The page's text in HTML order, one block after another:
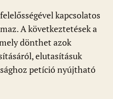
kapcsolatos
A következtetések a
dönthet azok
elutasításuk
petíció nyújtható